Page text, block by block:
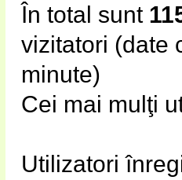
În total sunt
vizitatori (date
minute)
Cei mai mulţi
Utilizatori